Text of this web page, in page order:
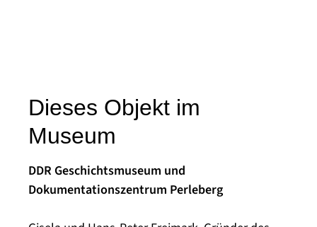
Dieses Objekt im
Museum
DDR Geschichtsmuseum und
Dokumentationszentrum Perleberg